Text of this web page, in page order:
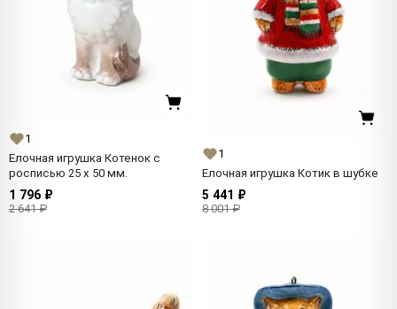
1
Елочная игрушка Котенок с
росписью 25 x 50 мм.
1 796 ₽
2 641 ₽
1
Елочная игрушка Котик в шубке
5 441 ₽
8 001 ₽